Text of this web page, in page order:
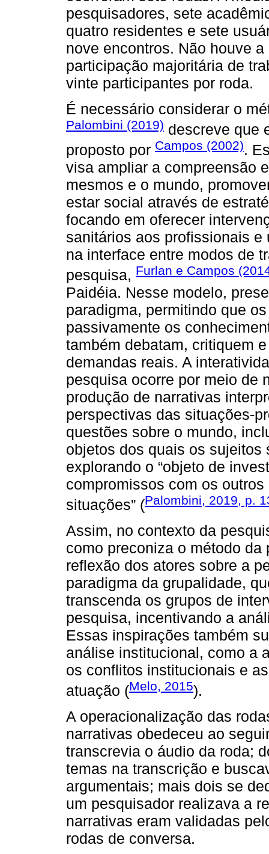
pesquisadores, sete
quatro residentes e sete
nove encontros. Não houve
participação majoritária de
vinte participantes por roda.
É necessário considerar o
Palombini (2019) descreve que
proposto por Campos (2002).
visa ampliar a compreensão
mesmos e o mundo,
estar social através de
focando em oferecer
sanitários aos profissionais
na interface entre modos de
pesquisa, Furlan e Campos
Paidéia. Nesse modelo,
paradigma, permitindo que
passivamente os
também debatam, critiquem
demandas reais. A
pesquisa ocorre por meio de
produção de narrativas
perspectivas das situações-
questões sobre o mundo,
objetos dos quais os sujeitos
explorando o “objeto de
compromissos com os
situações” (Palombini, 2019, p.
Assim, no contexto da
como preconiza o método
reflexão dos atores sobre a
paradigma da grupalidade,
transcenda os grupos de
pesquisa, incentivando a
Essas inspirações também
análise institucional, como a
os conflitos institucionais e
atuação (Melo, 2015).
A operacionalização das
narrativas obedeceu ao
transcrevia o áudio da roda;
temas na transcrição e
argumentais; mais dois se
um pesquisador realizava a
narrativas eram validadas
rodas de conversa.